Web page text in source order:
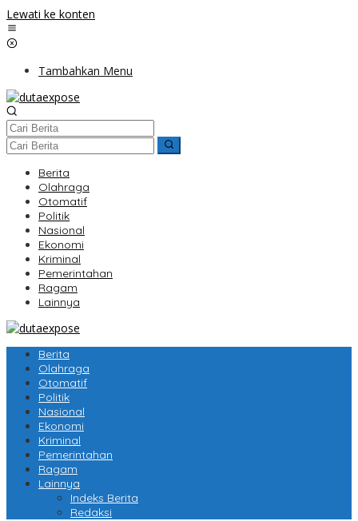
Lewati ke konten
Tambahkan Menu
Berita
Olahraga
Otomatif
Politik
Nasional
Ekonomi
Kriminal
Pemerintahan
Ragam
Lainnya
Berita
Olahraga
Otomatif
Politik
Nasional
Ekonomi
Kriminal
Pemerintahan
Ragam
Lainnya
Indeks Berita
Redaksi